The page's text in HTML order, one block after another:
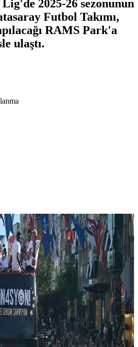
2025-26 sezonunun
Futbol Takımı,
RAMS Park'a
ulaştı.